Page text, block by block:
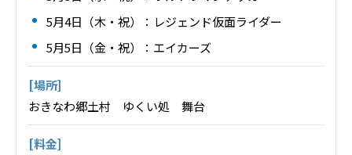
5月4日（木・祝）：レジェンド仮面ライダー
5月5日（金・祝）：エイカーズ
[場所]
おきなわ郷土村 ゆくい処 舞台
[料金]